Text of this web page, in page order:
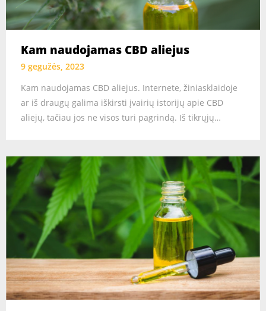
Kam naudojamas CBD aliejus
9 gegužės, 2023
Kam naudojamas CBD aliejus. Internete, žiniasklaidoje
ar iš draugų galima iškirsti įvairių istorijų apie CBD
aliejų, tačiau jos ne visos turi pagrindą. Iš tikrųjų…